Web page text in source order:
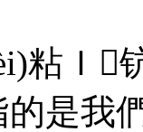
粘Ｉ
是我